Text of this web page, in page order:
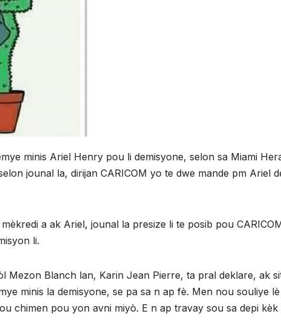
minis Ariel Henry pou li demisyone, selon sa Miami
jounal la, dirijan CARICOM yo te dwe mande pm Ariel
a ak Ariel, jounal la presize li te posib pou
li.
Mezon Blanch lan, Karin Jean Pierre, ta pral deklare, ak
minis la demisyone, se pa sa n ap fè. Men nou souliye
chimen pou yon avni miyò. E n ap travay sou sa depi kèk